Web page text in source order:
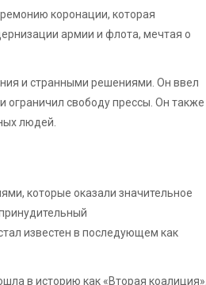
коронации, которая
армии и флота, мечтая о
и странными решениями. Он ввел
ограничил свободу прессы. Он также
людей.
которые оказали значительное
известен в последующем как
в историю как «Вторая коалиция».